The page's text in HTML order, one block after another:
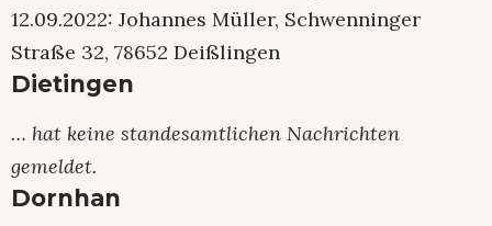
12.09.2022: Johannes Müller, Schwenninger
Straße 32, 78652 Deißlingen
Dietingen
… hat keine standesamtlichen Nachrichten
gemeldet.
Dornhan